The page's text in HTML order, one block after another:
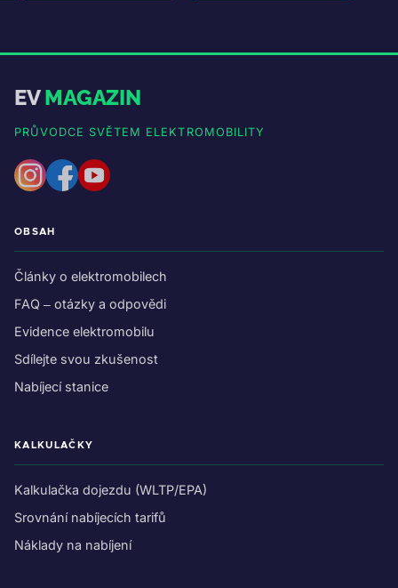
EVMAGAZIN
PRŮVODCE SVĚTEM ELEKTROMOBILITY
OBSAH
Články o elektromobilech
FAQ – otázky a odpovědi
Evidence elektromobilu
Sdílejte svou zkušenost
Nabíjecí stanice
KALKULAČKY
Kalkulačka dojezdu (WLTP/EPA)
Srovnání nabíjecích tarifů
Náklady na nabíjení